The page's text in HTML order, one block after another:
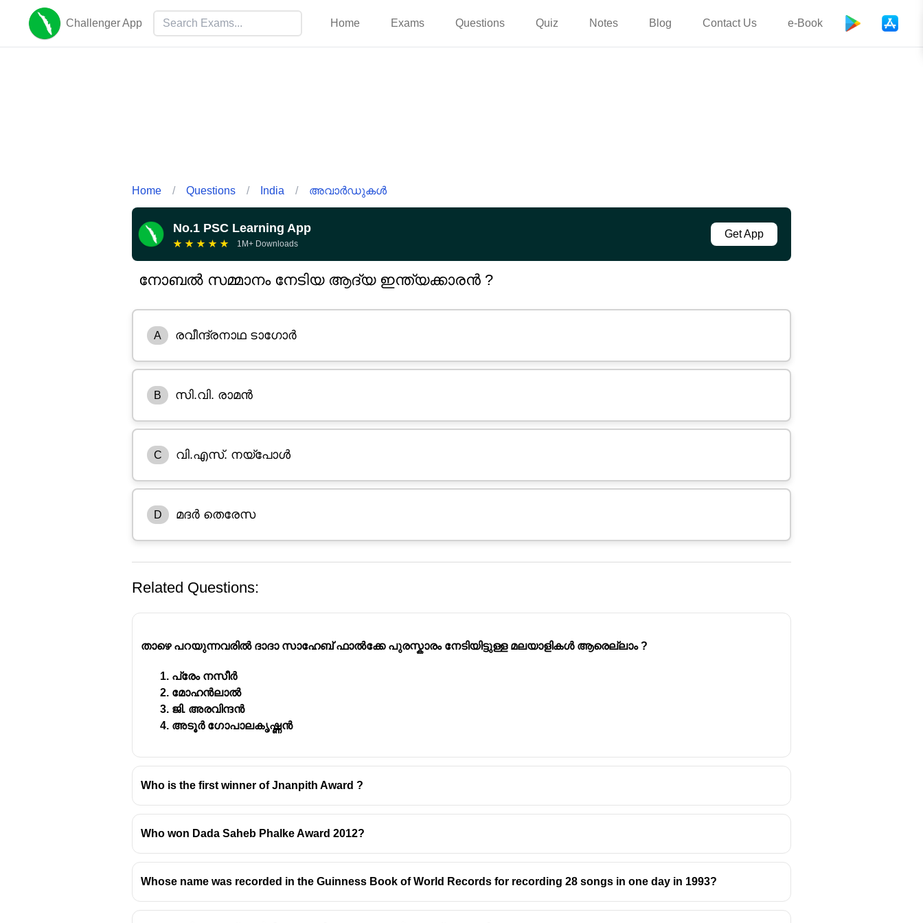
Challenger App Home Exams Questions Quiz Notes Blog Contact Us e-Book
Home / Questions / India / അവാർഡുകൾ
No.1 PSC Learning App
★ ★ ★ ★ ★ 1M+ Downloads
Get App
നോബൽ സമ്മാനം നേടിയ ആദ്യ ഇന്ത്യക്കാരൻ ?
A രവീന്ദ്രനാഥ ടാഗോർ
B സി.വി. രാമൻ
C വി.എസ്. നയ്പോൾ
D മദർ തെരേസ
Related Questions:
താഴെ പറയുന്നവരിൽ ദാദാ സാഹേബ് ഫാൽക്കേ പുരസ്കാരം നേടിയിട്ടുള്ള മലയാളികൾ ആരെല്ലാം ?
പ്രേം നസീർ
മോഹൻലാൽ
ജി. അരവിന്ദൻ
അടൂർ ഗോപാലകൃഷ്ണൻ
Who is the first winner of Jnanpith Award ?
Who won Dada Saheb Phalke Award 2012?
Whose name was recorded in the Guinness Book of World Records for recording 28 songs in one day in 1993?